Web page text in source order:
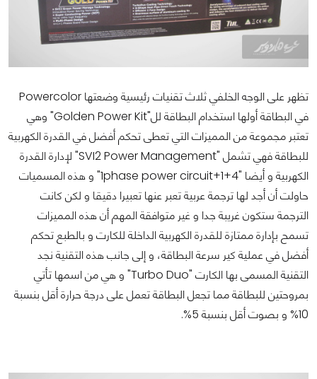
تظهر على الوجه الخلفي ثلاث تقنيات رئيسية وضعتها Powercolor
في البطاقة أولها استخدام البطاقة لل"Golden Power Kit" وهي
تعتبر مجموعة من المميزات التي تعطى تحكم أفضل في القدرة الكهربية
للبطاقة فهي تشمل "SVI2 Power Management" لإدارة القدرة
الكهربية و أيضا "4+1+1phase power circuit" و هذه المسميات
حاولت أن أجد لها ترجمة عربية تعبر عنها تعبيرا دقيقا و لكن كانت
الترجمة ستكون غريبة جدا و غير متوافقة المهم أن هذه المميزات
تسمح بإدارة ممتازة للقدرة الكهربية الداخلة للكارت و بالطبع تحكم
أفضل في عملية كير سرعة البطاقة، و إلى جانب هذه التقنية نجد
التقنية المسمى بها الكارت "Turbo Duo" و هي من اسمها تأتي
بمروحتين للبطاقة مما تجعل البطاقة تعمل على درجة حرارة أقل بنسبة
10% و بصوت أقل بنسبة 5%.